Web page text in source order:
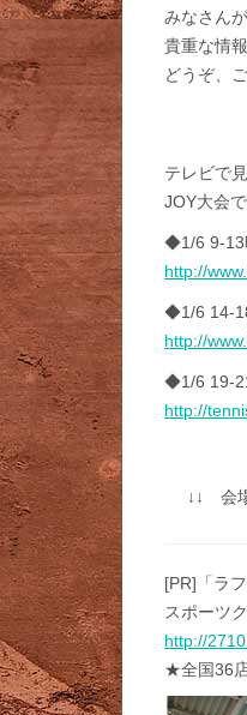
みなさん
貴重な情
どうぞ、
テレビで
JOY大会
◆1/6 9-13
http://
◆1/6 14-
http://
◆1/6 19-
http://
[PR]「ラ
スポーツ
http://
★全国36